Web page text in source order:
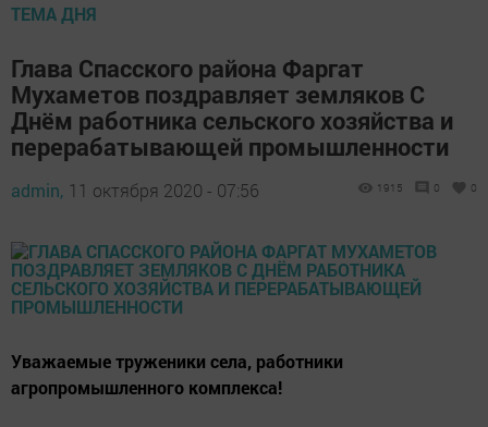
ТЕМА ДНЯ
Глава Спасского района Фаргат
Мухаметов поздравляет земляков С
Днём работника сельского хозяйства и
перерабатывающей промышленности
admin, 11 октября 2020 - 07:56 1915 0 0
Уважаемые труженики села, работники
агропромышленного комплекса!